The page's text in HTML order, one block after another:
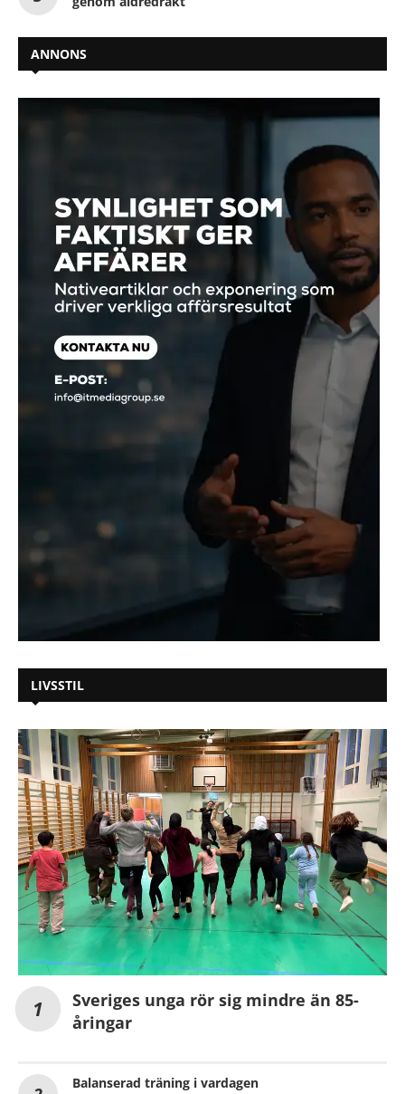
ANNONS
LIVSSTIL
Sveriges unga rör sig mindre än 85-
åringar
Balanserad träning i vardagen